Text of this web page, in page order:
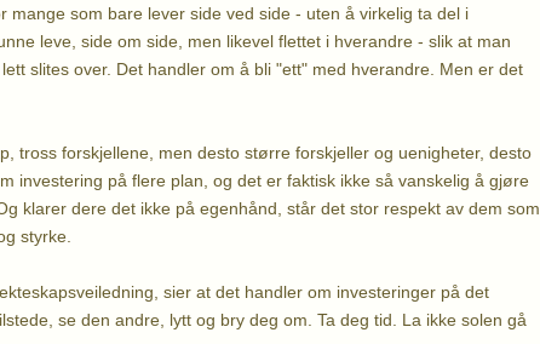
mange som bare lever side ved side - uten å virkelig ta del i
leve, side om side, men likevel flettet i hverandre - slik at man
slites over. Det handler om å bli "ett" med hverandre. Men er det
tross forskjellene, men desto større forskjeller og uenigheter, desto
investering på flere plan, og det er faktisk ikke så vanskelig å gjøre
klarer dere det ikke på egenhånd, står det stor respekt av dem som
styrke.
sier at det handler om investeringer på det
se den andre, lytt og bry deg om. Ta deg tid. La ikke solen gå